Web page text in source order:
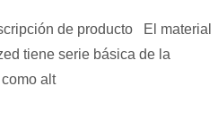
de producto El material
tiene serie básica de la
alt